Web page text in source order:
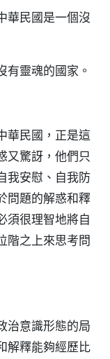
華民國是一個沒
有靈魂的國家。
華民國，正是這
又驚訝，他們只
我安慰、自我防
問題的解惑和釋
須很理智地將自
階之上來思考問
治意識形態的局
解釋能夠經歷比